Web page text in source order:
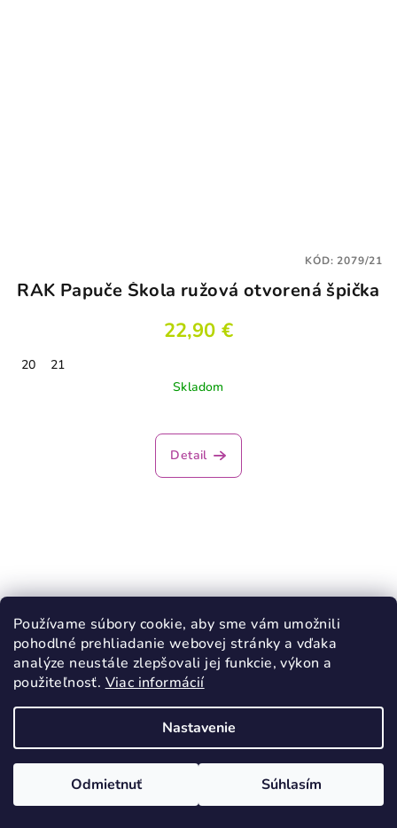
Používame súbory cookie, aby sme vám umožnili
pohodlné prehliadanie webovej stránky a vďaka
analýze neustále zlepšovali jej funkcie, výkon a
použiteľnosť. Viac informácií
Nastavenie
Odmietnuť Súhlasím
RAK Papuče Škola ružová otvorená špička
22,90 €
20
21
Skladom
Detail
KÓD:2079/21